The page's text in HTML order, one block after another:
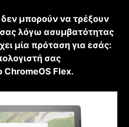
μπορούν να τρέξουν
λόγω ασυμβατότητας
μία πρόταση για εσάς:
σας
ChromeOS Flex.